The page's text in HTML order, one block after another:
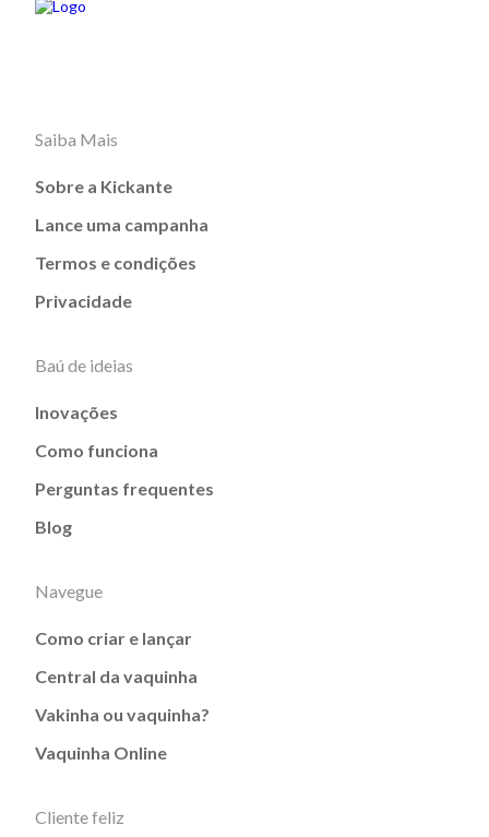
Saiba Mais
Sobre a Kickante
Lance uma campanha
Termos e condições
Privacidade
Baú de ideias
Inovações
Como funciona
Perguntas frequentes
Blog
Navegue
Como criar e lançar
Central da vaquinha
Vakinha ou vaquinha?
Vaquinha Online
Cliente feliz